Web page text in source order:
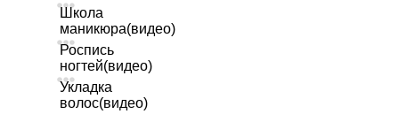
Школа
маникюра(видео)
Роспись
ногтей(видео)
Укладка
волос(видео)